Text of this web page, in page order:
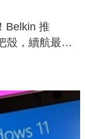
Belkin 推
殼，續航最高